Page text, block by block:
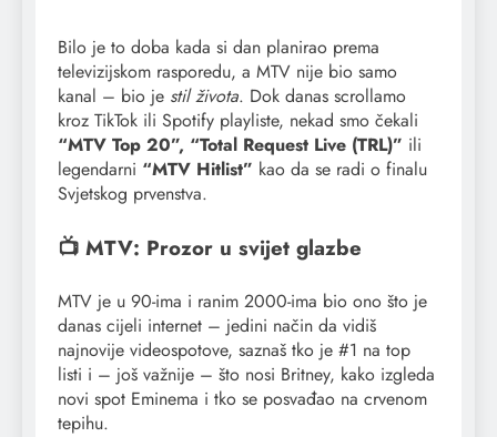
Bilo je to doba kada si dan planirao prema
televizijskom rasporedu, a MTV nije bio samo
kanal – bio je stil života. Dok danas scrollamo
kroz TikTok ili Spotify playliste, nekad smo čekali
“MTV Top 20”, “Total Request Live (TRL)” ili
legendarni “MTV Hitlist” kao da se radi o finalu
Svjetskog prvenstva.
📺 MTV: Prozor u svijet glazbe
MTV je u 90-ima i ranim 2000-ima bio ono što je
danas cijeli internet – jedini način da vidiš
najnovije videospotove, saznaš tko je #1 na top
listi i – još važnije – što nosi Britney, kako izgleda
novi spot Eminema i tko se posvađao na crvenom
tepihu.